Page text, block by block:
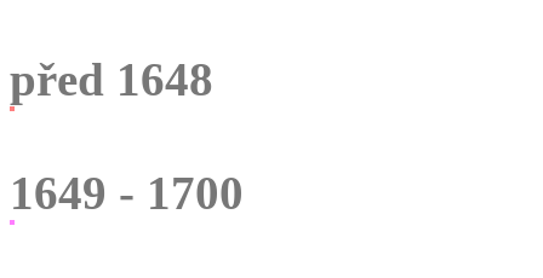
před 1648
1649 - 1700